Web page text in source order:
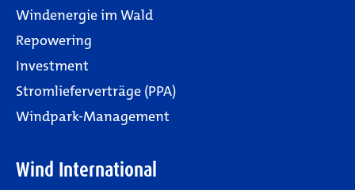
Windenergie im Wald
Repowering
Investment
Stromlieferverträge (PPA)
Windpark-Management
Wind International